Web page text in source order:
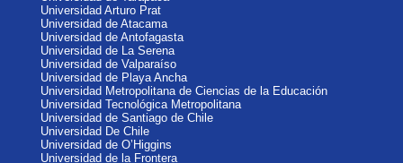
Universidad Arturo Prat
Universidad de Atacama
Universidad de Antofagasta
Universidad de La Serena
Universidad de Valparaíso
Universidad de Playa Ancha
Universidad Metropolitana de Ciencias de la Educación
Universidad Tecnológica Metropolitana
Universidad de Santiago de Chile
Universidad De Chile
Universidad de O’Higgins
Universidad de la Frontera